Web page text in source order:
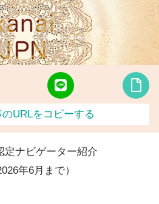
URLをコピーする
定ナビゲーター紹介
年6月まで）